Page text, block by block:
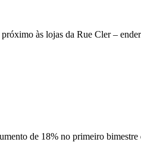
às lojas da Rue Cler –
de 18% no primeiro bimestre